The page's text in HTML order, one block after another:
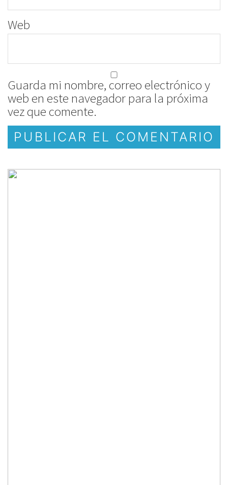
Web
Guarda mi nombre, correo electrónico y
web en este navegador para la próxima
vez que comente.